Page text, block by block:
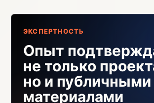
ЭКСПЕРТНОСТЬ
Опыт
не только
но и публичными
материалами